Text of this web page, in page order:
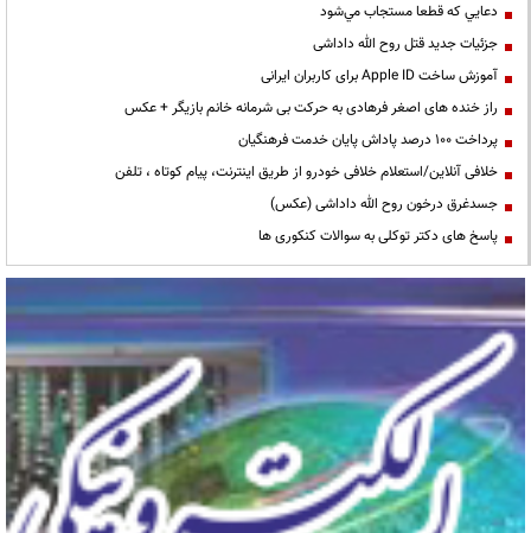
دعايي كه قطعا مستجاب مي‌شود
جزئیات جدید قتل روح الله داداشی
آموزش ساخت Apple ID برای کاربران ایرانی
راز خنده های اصغر فرهادی به حرکت بی شرمانه خانم بازیگر + عکس
پرداخت ۱۰۰ درصد پاداش پایان خدمت فرهنگیان
خلافی آنلاین/استعلام خلافی خودرو از طریق اینترنت، پیام کوتاه ، تلفن
جسدغرق درخون روح الله داداشی (عکس)
پاسخ های دکتر توکلی به سوالات کنکوری ها